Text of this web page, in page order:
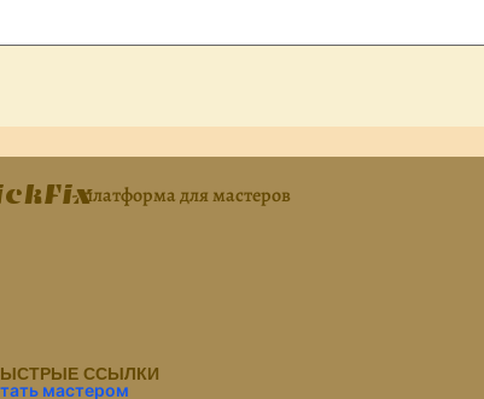
- платформа для мастеров
ССЫЛКИ
мастером